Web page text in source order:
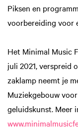
Piksen en
voorbereiding voor
Het Minimal Music
juli 2021, verspreid
zaklamp neemt je
Muziekgebouw
geluidskunst. Meer